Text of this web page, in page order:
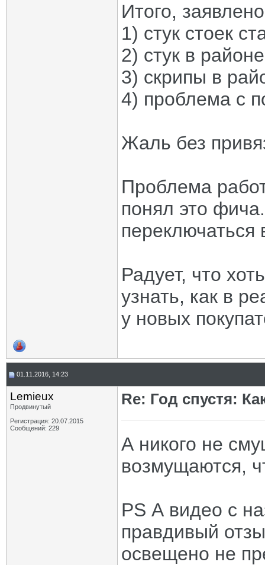
Итого,
1) стук стоек
2) стук в
3) скрипы в
4) проблема с
Жаль без
Проблема
понял это
Радует, что
узнать, как в
у новых
01.11.2016, 14:23
Lemieux
Продвинутый
Регистрация: 20.07.2015
Сообщений: 229
Re: Год спустя:
А никого не
возмущаются,
PS А видео с
правдивый
освещено не